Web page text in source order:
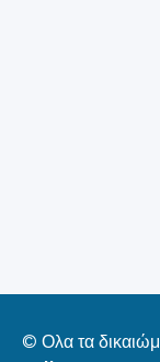
© Ολα τα